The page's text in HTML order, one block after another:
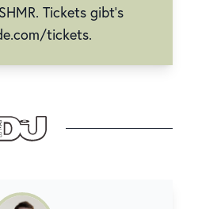
Tickets gibt’s
tickets.